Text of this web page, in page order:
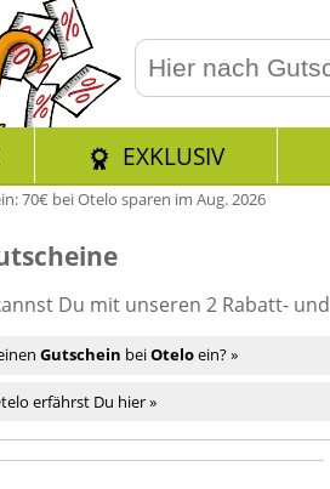
EXKLUSIV
70€ bei Otelo sparen im Aug. 2026
Du mit unseren 2 Rabatt- und
Gutschein beiOteloein? »
erfährst Du hier »